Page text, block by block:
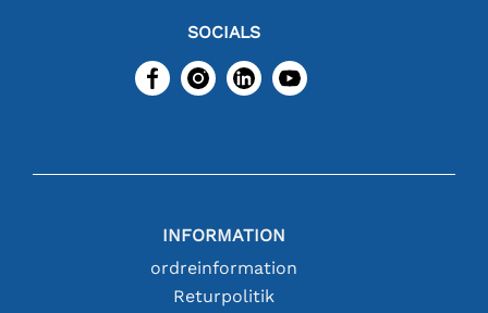
SOCIALS
INFORMATION
ordreinformation
Returpolitik